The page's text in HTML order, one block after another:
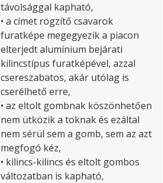
távolsággal kapható,
• a címet rögzítő csavarok
furatképe megegyezik a piacon
elterjedt alumínium bejárati
kilincstípus furatképével, azzal
csereszabatos, akár utólag is
cserélhető erre,
• az eltolt gombnak köszönhetően
nem ütközik a toknak és ezáltal
nem sérül sem a gomb, sem az azt
megfogó kéz,
• kilincs-kilincs és eltolt gombos
változatban is kapható,